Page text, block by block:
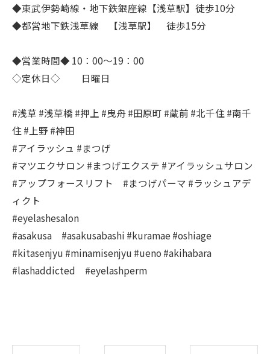
◆東武伊勢崎線・地下鉄銀座線【浅草駅】徒歩10分
◆都営地下鉄浅草線 【浅草駅】 徒歩15分
◆営業時間◆ 10：00～19：00
◇定休日◇ 日曜日
#浅草 #浅草橋 #押上 #曳舟 #田原町 #蔵前 #北千住 #南千
住 #上野 #神田
#アイラッシュ #まつげ
#マツエクサロン #まつげエクステ #アイラッシュサロン
#アップフォースリフト #まつげパーマ #ラッシュアデ
ィクト
#eyelashesalon
#asakusa #asakusabashi #kuramae #oshiage
#kitasenjyu #minamisenjyu #ueno #akihabara
#lashaddicted #eyelashperm